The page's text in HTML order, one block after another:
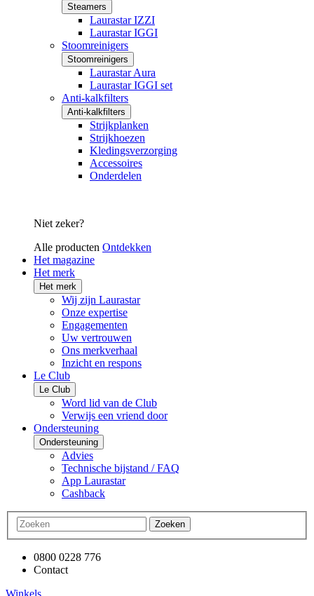
Steamers
Laurastar IZZI
Laurastar IGGI
Stoomreinigers
Stoomreinigers
Laurastar Aura
Laurastar IGGI set
Anti-kalkfilters
Anti-kalkfilters
Strijkplanken
Strijkhoezen
Kledingsverzorging
Accessoires
Onderdelen
Niet zeker?
Alle producten Ontdekken
Het magazine
Het merk
Het merk
Wij zijn Laurastar
Onze expertise
Engagementen
Uw vertrouwen
Ons merkverhaal
Inzicht en respons
Le Club
Le Club
Word lid van de Club
Verwijs een vriend door
Ondersteuning
Ondersteuning
Advies
Technische bijstand / FAQ
App Laurastar
Cashback
Zoeken
0800 0228 776
Contact
Winkels